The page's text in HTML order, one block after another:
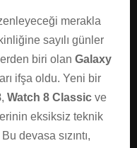
merakla
sayılı günler
biri olan Galaxy
ifşa oldu. Yeni bir
, Watch 8 Classic ve
eksiksiz teknik
devasa sızıntı,